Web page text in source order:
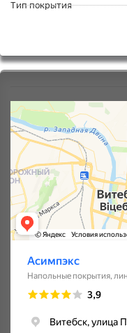
Тип покрытия